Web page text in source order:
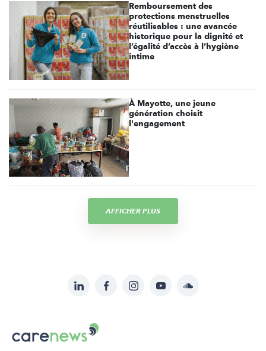
Remboursement des
protections menstruelles
réutilisables : une avancée
historique pour la dignité et
l’égalité d’accès à l’hygiène
intime
À Mayotte, une jeune
génération choisit
l'engagement
AFFICHER PLUS
sur:
LinkedInFacebookInstagramYouTubeSoundcloud
Carenews,
Le